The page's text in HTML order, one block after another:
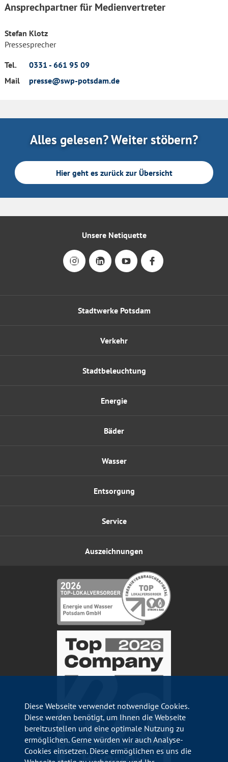
Ansprechpartner für Medienvertreter
Stefan Klotz
Pressesprecher
Tel.
0331 - 661 95 09
Mail
presse@swp-potsdam.de
Alles gelesen? Weiter stöbern?
Hier geht es zurück zur Übersicht
Stadtwerke Potsdam
Energie
Wasser
Verkehr
Bäder
Entsorgung
Stadtbeleuchtung
Service
Auszeichnungen
Unsere Netiquette
Diese Webseite verwendet notwendige Cookies.
Diese werden benötigt, um Ihnen die Webseite
bereitzustellen und eine optimale Nutzung zu
ermöglichen. Gerne würden wir auch Analyse-
Cookies einsetzen. Diese ermöglichen es uns die